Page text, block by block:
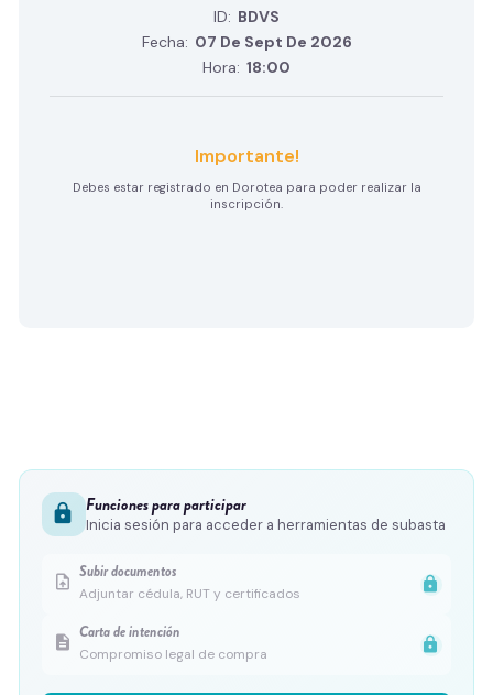
ID: BDVS
Fecha: 07 De Sept De 2026
Hora: 18:00
Importante!
Debes estar registrado en Dorotea para poder realizar la
inscripción.
lock Funciones para participar
Inicia sesión para acceder a herramientas de subasta
upload_file Subir documentos
Adjuntar cédula, RUT y certificados
lock
description Carta de intención
Compromiso legal de compra
lock